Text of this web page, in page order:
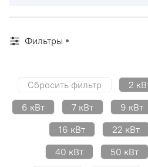
Фильтры
Сбросить фильтр 2
6 кВт
7 кВт 9 кВт
16 кВт
22 кВт
40 кВт
50 кВт